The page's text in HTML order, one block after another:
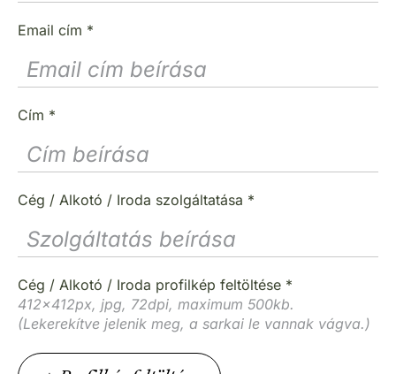
Email cím *
Cím *
Cég / Alkotó / Iroda szolgáltatása *
Cég / Alkotó / Iroda profilkép feltöltése *
412x412px, jpg, 72dpi, maximum 500kb.
(Lekerekítve jelenik meg, a sarkai le vannak vágva.)